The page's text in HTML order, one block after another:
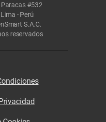
#532
- Perú
S.A.C.
reservados